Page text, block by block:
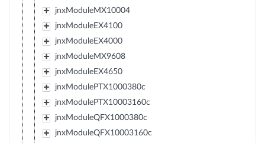
jnxModuleMX10004
jnxModuleEX4100
jnxModuleEX4000
jnxModuleMX9608
jnxModuleEX4650
jnxModulePTX1000380c
jnxModulePTX10003160c
jnxModuleQFX1000380c
jnxModuleQFX10003160c